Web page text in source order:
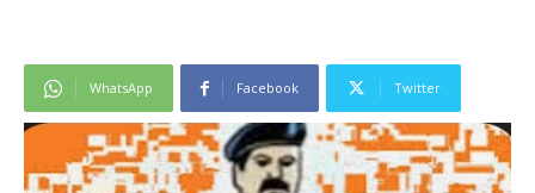
WhatsApp Facebook Twitter